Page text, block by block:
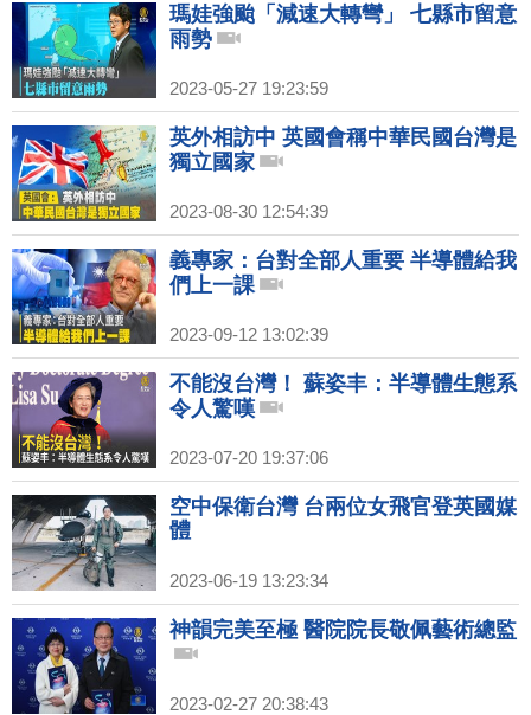
瑪娃強颱「減速大轉彎」 七縣市留意
雨勢
2023-05-27 19:23:59
英外相訪中 英國會稱中華民國台灣是
獨立國家
2023-08-30 12:54:39
義專家：台對全部人重要 半導體給我
們上一課
2023-09-12 13:02:39
不能沒台灣！ 蘇姿丰：半導體生態系
令人驚嘆
2023-07-20 19:37:06
空中保衛台灣 台兩位女飛官登英國媒
體
2023-06-19 13:23:34
神韻完美至極 醫院院長敬佩藝術總監
2023-02-27 20:38:43